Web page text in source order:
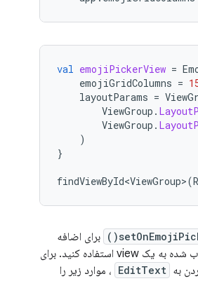
val emojiPickerView =
emojiGridColumns =
layoutParams =
ViewGroup .
ViewGroup .
)
}
findViewById<ViewGroup>(R
برای اضافه
کردن ایموجی انتخاب شده به یک view استفاده کنید. برای
به EditText ، موارد زیر را